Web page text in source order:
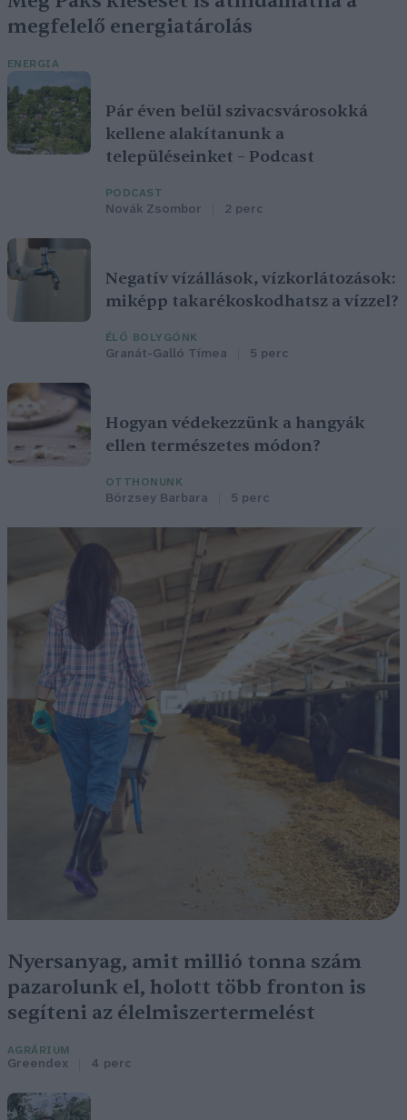
megfelelő energiatárolás
ENERGIA
Pár éven belül szivacsvárosokká
kellene alakítanunk a
településeinket – Podcast
PODCAST
Novák Zsombor 2 perc
Negatív vízállások, vízkorlátozások:
miképp takarékoskodhatsz a vízzel?
ÉLŐ BOLYGÓNK
Granát-Galló Tímea 5 perc
Hogyan védekezzünk a hangyák
ellen természetes módon?
OTTHONUNK
Börzsey Barbara 5 perc
Nyersanyag, amit millió tonna szám
pazarolunk el, holott több fronton is
segíteni az élelmiszertermelést
AGRÁRIUM
Greendex 4 perc